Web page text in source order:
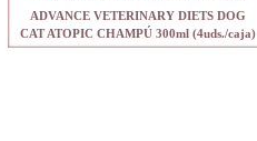
ADVANCE VETERINARY DIETS DOG
CAT ATOPIC CHAMPÚ 300ml (4uds./caja)